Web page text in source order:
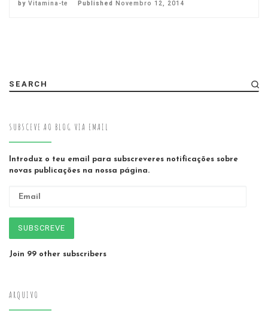
by Vitamina-te Published Novembro 12, 2014
SEARCH
SUBSCEVE AO BLOG VIA EMAIL
Introduz o teu email para subscreveres notificações sobre
novas publicações na nossa página.
SUBSCREVE
Join 99 other subscribers
ARQUIVO